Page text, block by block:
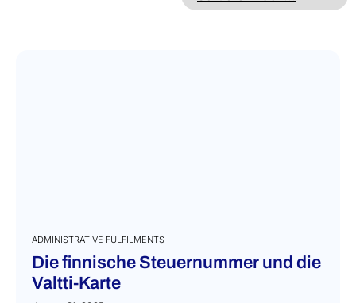
ADMINISTRATIVE FULFILMENTS
Die finnische Steuernummer und die
Valtti-Karte